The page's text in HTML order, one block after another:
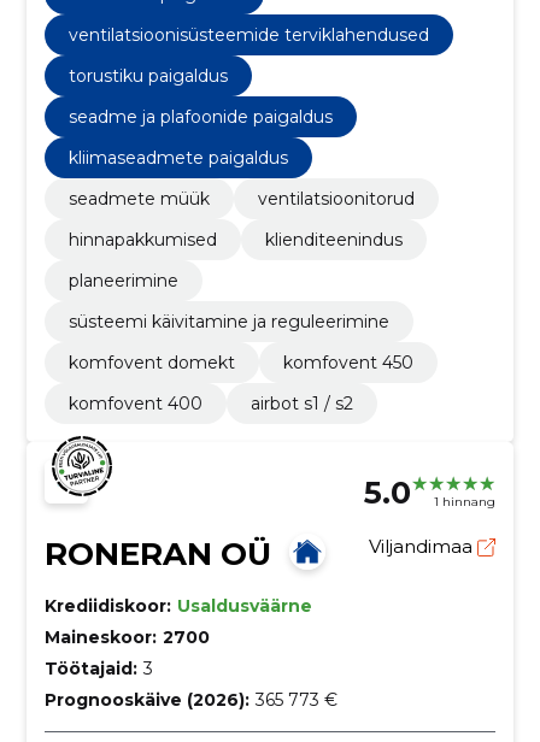
ventilatsioonisüsteemide terviklahendused
torustiku paigaldus
seadme ja plafoonide paigaldus
kliimaseadmete paigaldus
seadmete müük
ventilatsioonitorud
hinnapakkumised
klienditeenindus
planeerimine
süsteemi käivitamine ja reguleerimine
komfovent domekt
komfovent 450
komfovent 400
airbot s1 / s2
5.0 1 hinnang
RONERAN OÜ Viljandimaa
Krediidiskoor: Usaldusväärne
Maineskoor: 2700
Töötajaid: 3
Prognooskäive (2026): 365 773 €